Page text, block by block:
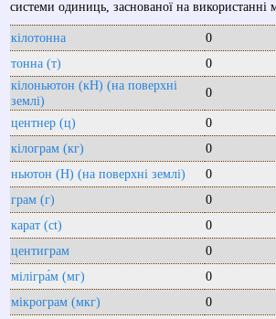
системи одиниць, заснованої на використанні
кілотонна
0
тонна (т)
0
кілоньютон (кН) (на поверхні
землі)
0
центнер (ц)
0
кілограм (кг)
0
ньютон (Н) (на поверхні землі)
0
грам (г)
0
карат (ct)
0
центиграм
0
мілігра́м (мг)
0
мікрограм (мкг)
0